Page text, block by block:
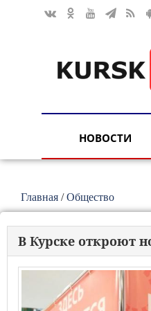
НОВОСТИ
Главная /Общество
В Курске откроют